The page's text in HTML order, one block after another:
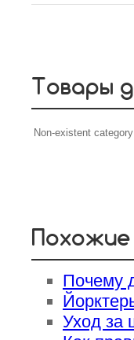
Товары
Non-existent category
Почему
Уход за